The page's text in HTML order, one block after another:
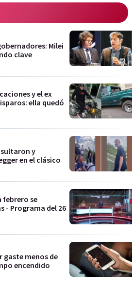
Milei
clave
y el ex
ella quedó
y
en el clásico
febrero se
- Programa del 26
gaste menos de
encendido